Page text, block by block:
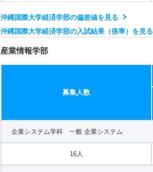
沖縄国際大学経済学部の偏差値を見る
沖縄国際大学経済学部の入試結果（倍率）を見る
産業情報学部
募集人数
企業システム学科 一般 企業システム
16人